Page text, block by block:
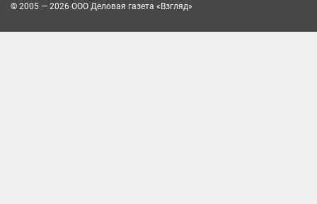
© 2005 — 2026 ООО Деловая газета «Взгляд»